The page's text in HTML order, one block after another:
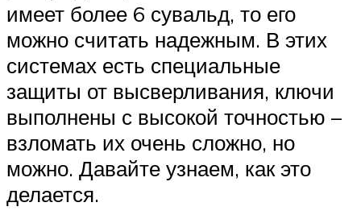
имеет более 6 сувальд, то его
можно считать надежным. В этих
системах есть специальные
защиты от высверливания, ключи
выполнены с высокой точностью –
взломать их очень сложно, но
можно. Давайте узнаем, как это
делается.